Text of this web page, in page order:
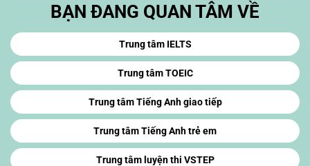
BẠN ĐANG QUAN TÂM VỀ
Trung tâm IELTS
Trung tâm TOEIC
Trung tâm Tiếng Anh giao tiếp
Trung tâm Tiếng Anh trẻ em
Trung tâm luyện thi VSTEP